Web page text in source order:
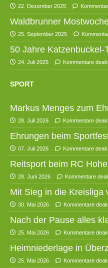
22. Dezember 2025
Waldbrunner
25. September 2025
50 Jahre Katzenbuckel-
24. Juli 2025 Kommentare
SPORT
Markus Menges zum
28. Juli 2026 Kommentare
Ehrungen beim
07. Juli 2026 Kommentare
Reitsport beim RC
28. Juni 2026 Kommentare
Mit Sieg in die Kreisliga
30. Mai 2026 Kommentare
Nach der Pause alles
25. Mai 2026 Kommentare
Heimniederlage in
25. Mai 2026 Kommentare